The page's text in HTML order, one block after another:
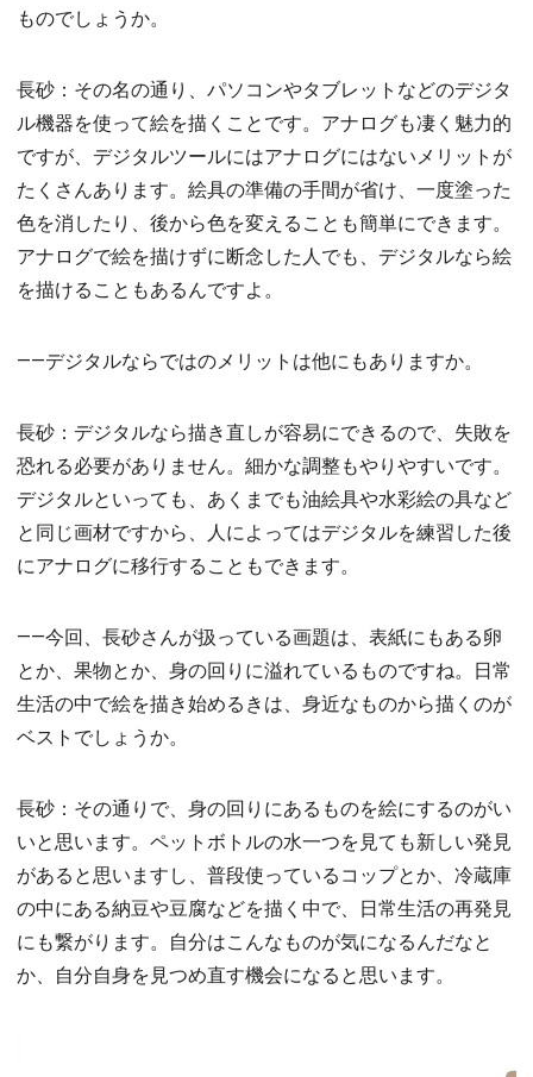
ものでしょうか。
長砂：その名の通り、パソコンやタブレットなどのデジタ
ル機器を使って絵を描くことです。アナログも凄く魅力的
ですが、デジタルツールにはアナログにはないメリットが
たくさんあります。絵具の準備の手間が省け、一度塗った
色を消したり、後から色を変えることも簡単にできます。
アナログで絵を描けずに断念した人でも、デジタルなら絵
を描けることもあるんですよ。
――デジタルならではのメリットは他にもありますか。
長砂：デジタルなら描き直しが容易にできるので、失敗を
恐れる必要がありません。細かな調整もやりやすいです。
デジタルといっても、あくまでも油絵具や水彩絵の具など
と同じ画材ですから、人によってはデジタルを練習した後
にアナログに移行することもできます。
――今回、長砂さんが扱っている画題は、表紙にもある卵
とか、果物とか、身の回りに溢れているものですね。日常
生活の中で絵を描き始めるきは、身近なものから描くのが
ベストでしょうか。
長砂：その通りで、身の回りにあるものを絵にするのがい
いと思います。ペットボトルの水一つを見ても新しい発見
があると思いますし、普段使っているコップとか、冷蔵庫
の中にある納豆や豆腐などを描く中で、日常生活の再発見
にも繋がります。自分はこんなものが気になるんだなと
か、自分自身を見つめ直す機会になると思います。